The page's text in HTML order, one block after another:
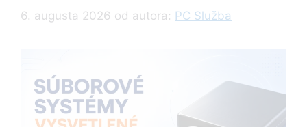
6. augusta 2026 od autora: PC Služba